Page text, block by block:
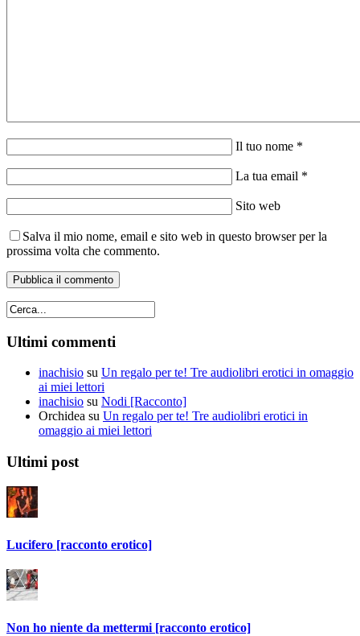
Il tuo nome *
La tua email *
Sito web
Salva il mio nome, email e sito web in questo browser per la
prossima volta che commento.
Ultimi commenti
inachisio su Un regalo per te! Tre audiolibri erotici in omaggio
ai miei lettori
inachisio su Nodi [Racconto]
Orchidea su Un regalo per te! Tre audiolibri erotici in
omaggio ai miei lettori
Ultimi post
Lucifero [racconto erotico]
Non ho niente da mettermi [racconto erotico]